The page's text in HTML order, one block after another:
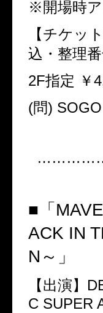
※開場時ア
【チケッ
込・整理
2F指定 ￥
(問)
■「
ACK IN
N ～」
【出演】
C SUPER